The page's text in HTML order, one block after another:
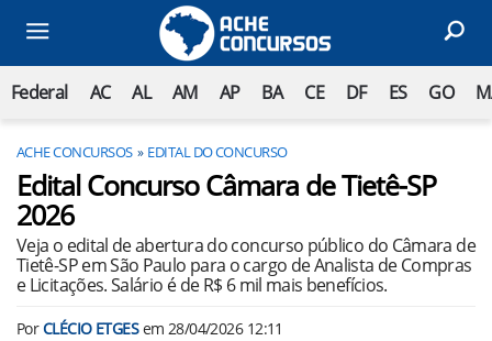
Federal AC AL AM AP BA CE DF ES GO
ACHE CONCURSOS EDITAL DO CONCURSO
Edital Concurso Câmara de Tietê-SP
2026
Veja o edital de abertura do concurso público do Câmara de
Tietê-SP em São Paulo para o cargo de Analista de Compras
e Licitações. Salário é de R$ 6 mil mais benefícios.
PorCLÉCIO ETGESem 28/04/2026 12:11